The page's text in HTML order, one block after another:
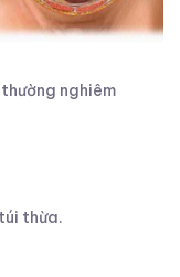
nghiêm
thừa.